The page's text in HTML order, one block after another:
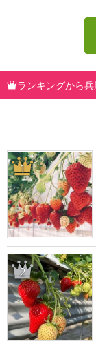
ランキングから
1
2